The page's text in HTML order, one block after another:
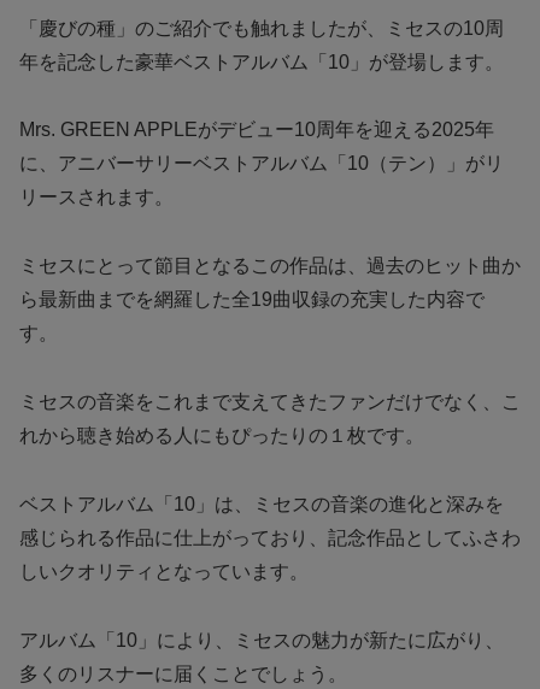
「慶びの種」のご紹介でも触れましたが、ミセスの10周
年を記念した豪華ベストアルバム「10」が登場します。
Mrs. GREEN APPLEがデビュー10周年を迎える2025年
に、アニバーサリーベストアルバム「10（テン）」がリ
リースされます。
ミセスにとって節目となるこの作品は、過去のヒット曲か
ら最新曲までを網羅した全19曲収録の充実した内容で
す。
ミセスの音楽をこれまで支えてきたファンだけでなく、こ
れから聴き始める人にもぴったりの１枚です。
ベストアルバム「10」は、ミセスの音楽の進化と深みを
感じられる作品に仕上がっており、記念作品としてふさわ
しいクオリティとなっています。
アルバム「10」により、ミセスの魅力が新たに広がり、
多くのリスナーに届くことでしょう。